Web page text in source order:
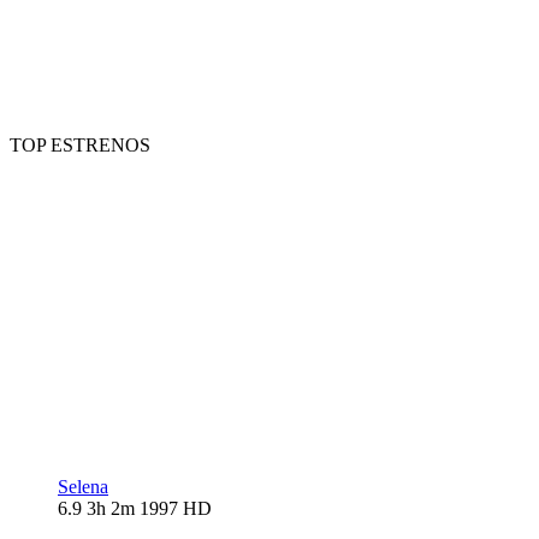
TOP ESTRENOS
Selena
6.9 3h 2m 1997 HD